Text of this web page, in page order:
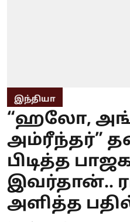
இந்தியா
“ஹலோ,
அம்ரீந்தர்”
பிடித்த
இவர்தான்..
அளித்த